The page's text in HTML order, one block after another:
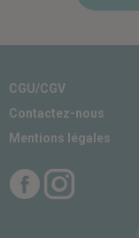
CGU/CGV
Contactez-nous
Mentions légales